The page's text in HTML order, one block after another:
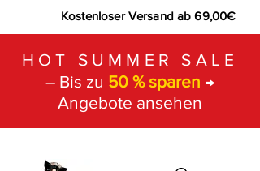
Kostenloser Versand ab 69,00€
HOT SUMMER SALE
– Bis zu 50 % sparen →
Angebote ansehen